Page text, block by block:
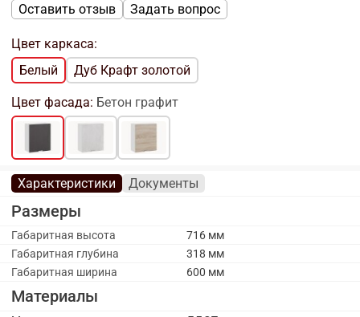
Оставить отзыв Задать вопрос
Цвет каркаса:
Белый
Дуб Крафт золотой
Цвет фасада: Бетон графит
Характеристики Документы
Размеры
Габаритная высота
716 мм
Габаритная глубина
318 мм
Габаритная ширина
600 мм
Материалы